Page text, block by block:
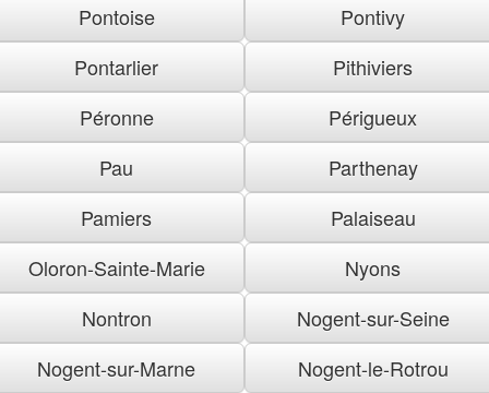
Pontoise
Pontivy
Pontarlier
Pithiviers
Péronne
Périgueux
Pau
Parthenay
Pamiers
Palaiseau
Oloron-Sainte-Marie
Nyons
Nontron
Nogent-sur-Seine
Nogent-sur-Marne
Nogent-le-Rotrou